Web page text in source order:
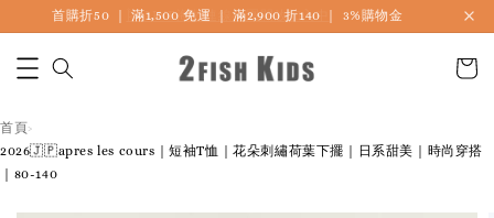
首購折50 ｜ 滿1,500 免運 ｜ 滿2,900 折140 ｜ 3%購物金
首頁›
2026🇯🇵apres les cours｜短袖T恤｜花朵刺繡荷葉下擺｜日系甜美｜時尚穿搭
｜80-140